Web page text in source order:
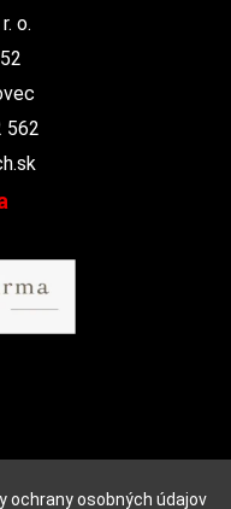
o.
562
ochrany osobných údajov